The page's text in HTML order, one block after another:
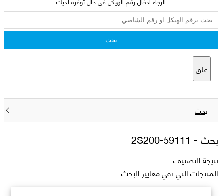
بحث
غلق
بحث
بحث - 59111-2S200
نتيجة التصنيف
المنتجات التي تفي معايير البحث